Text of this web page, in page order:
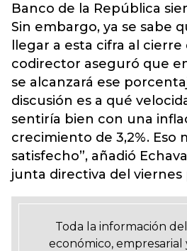
Banco de la República
Sin embargo, ya se sabe
llegar a esta cifra al cierre
codirector aseguró que
se alcanzará ese
discusión es a qué
sentiría bien con una
crecimiento de 3,2%. Eso
satisfecho”, añadió
junta directiva del viernes
Toda la información
económico, empresarial